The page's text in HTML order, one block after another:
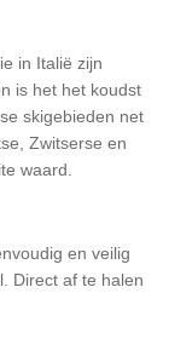
in Italië zijn
is het het koudst
skigebieden net
Zwitserse en
waard.
en veilig
Direct af te halen